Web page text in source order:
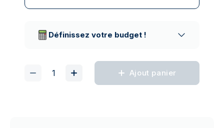
Définissez votre budget !
Ajout panier